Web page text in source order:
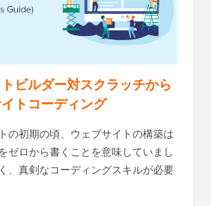
ビルダー対スクラッチから
トコーディング
の初期の頃、ウェブサイトの構築は
ゼロから書くことを意味していまし
、真剣なコーディングスキルが必要